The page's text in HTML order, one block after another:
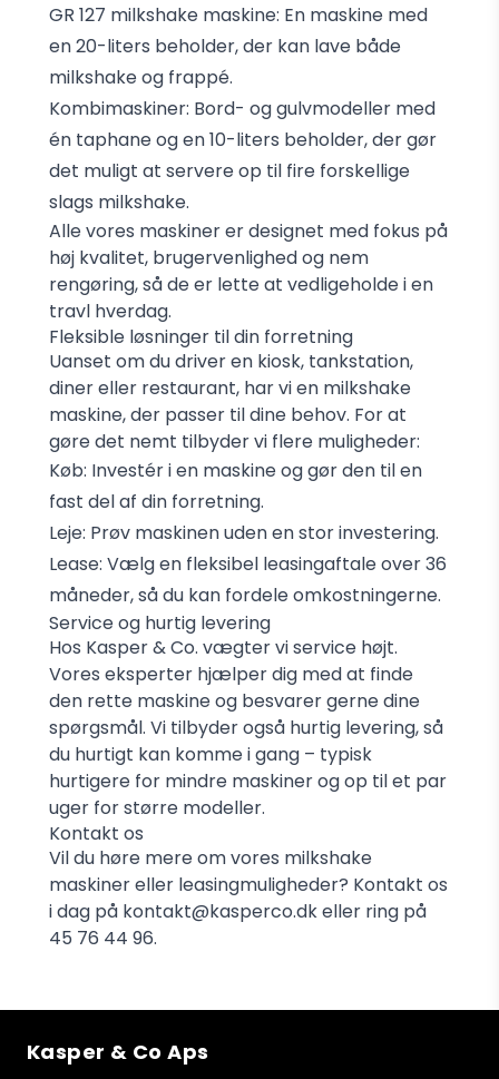
GR 127 milkshake maskine: En maskine med
en 20-liters beholder, der kan lave både
milkshake og frappé.
Kombimaskiner: Bord- og gulvmodeller med
én taphane og en 10-liters beholder, der gør
det muligt at servere op til fire forskellige
slags milkshake.
Alle vores maskiner er designet med fokus på
høj kvalitet, brugervenlighed og nem
rengøring, så de er lette at vedligeholde i en
travl hverdag.
Fleksible løsninger til din forretning
Uanset om du driver en kiosk, tankstation,
diner eller restaurant, har vi en milkshake
maskine, der passer til dine behov. For at
gøre det nemt tilbyder vi flere muligheder:
Køb: Investér i en maskine og gør den til en
fast del af din forretning.
Leje: Prøv maskinen uden en stor investering.
Lease: Vælg en fleksibel leasingaftale over 36
måneder, så du kan fordele omkostningerne.
Service og hurtig levering
Hos Kasper & Co. vægter vi service højt.
Vores eksperter hjælper dig med at finde
den rette maskine og besvarer gerne dine
spørgsmål. Vi tilbyder også hurtig levering, så
du hurtigt kan komme i gang – typisk
hurtigere for mindre maskiner og op til et par
uger for større modeller.
Kontakt os
Vil du høre mere om vores milkshake
maskiner eller leasingmuligheder? Kontakt os
i dag på kontakt@kasperco.dkeller ring på
45 76 44 96.
Kasper & Co Aps